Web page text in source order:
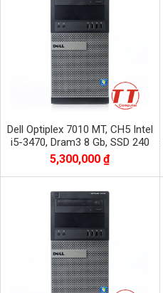
Dell Optiplex 7010 MT, CH5 Intel
i5-3470, Dram3 8 Gb, SSD 240
Gb, VGA QUADRO K600 H61
5,300,000 ₫